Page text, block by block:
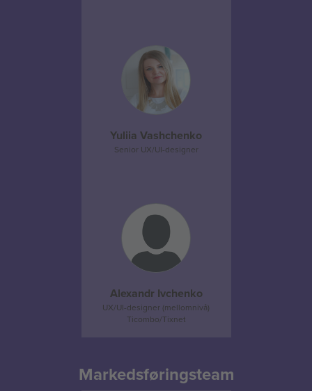
Yuliia Vashchenko
Senior UX/UI-designer
Alexandr Ivchenko
UX/UI-designer (mellomnivå)
Ticombo/Tixnet
Markedsføringsteam